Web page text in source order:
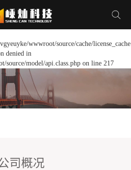
wwwroot/source/cache/
denied in
source/model/api.class.php on line 217
司概况